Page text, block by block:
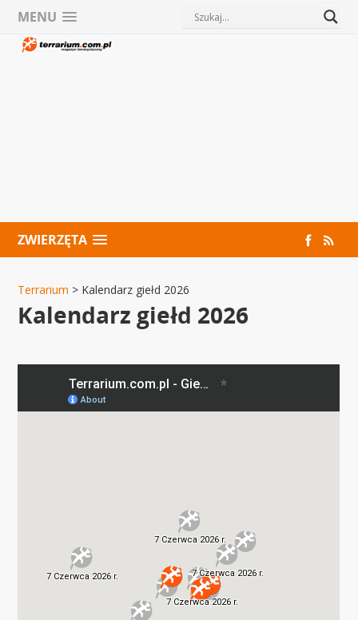
MENU
ZWIERZĘTA
Terrarium > Kalendarz giełd 2026
Kalendarz giełd 2026